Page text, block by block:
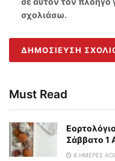
σχολιάσω.
Must Read
Σάββατο 1
6 ΗΜΈΡΕΣ